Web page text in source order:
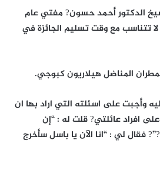
الدكتور أحمد حسون? مفتي عام
لا تتناسب مع وقت تسليم الجائزة في
المناضل هيلاريون كبوجي.
وأجبت على اسئلته التي اراد بها ان
افراد عائلتي? قلت له : “إن
لي : “انا الآن يا باسل سأخرج